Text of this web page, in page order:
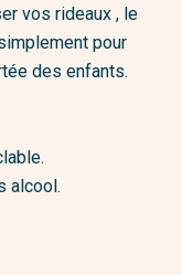
vos rideaux , le
pour
des enfants.
alcool.